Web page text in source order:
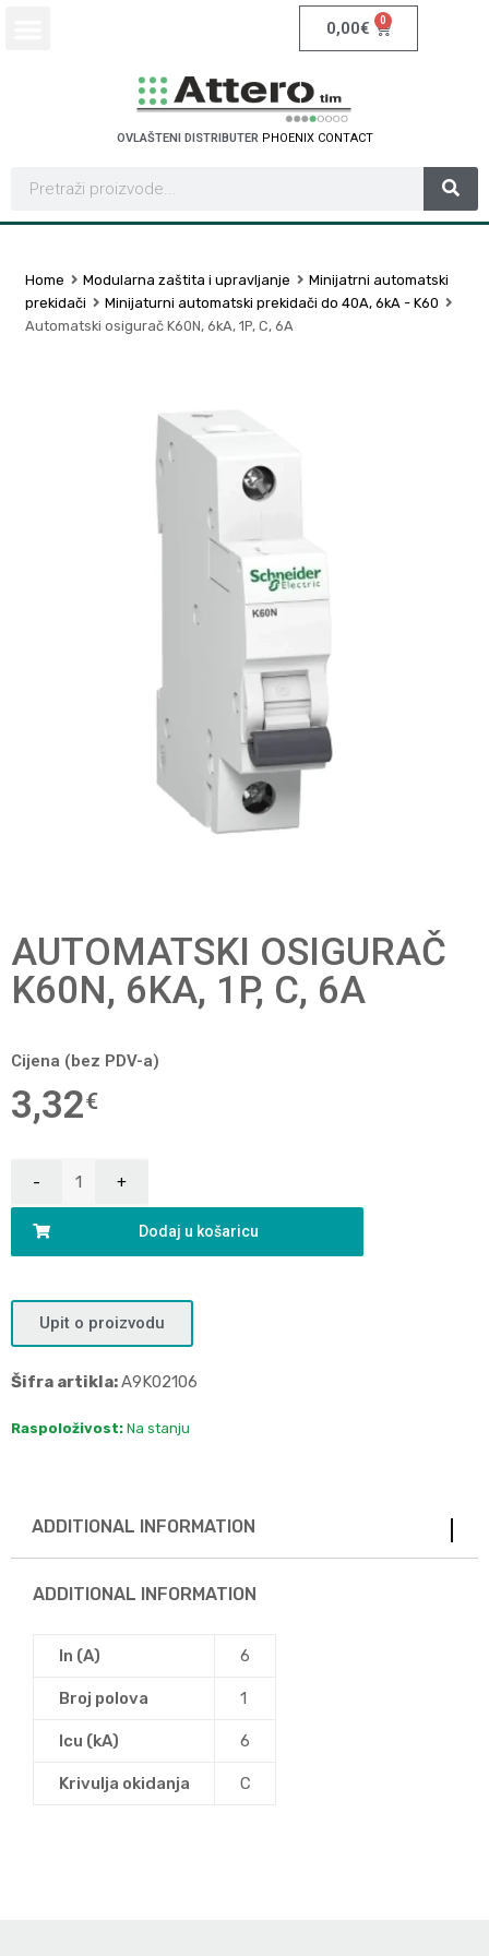
0,00€ 0
OVLAŠTENI DISTRIBUTER PHOENIX CONTACT
Home Modularna zaštita i upravljanje
Minijatrni automatski
prekidači
Minijaturni automatski prekidači do 40A, 6kA - K60
Automatski osigurač K60N, 6kA, 1P, C, 6A
AUTOMATSKI OSIGURAČ
K60N, 6KA, 1P, C, 6A
Cijena (bez PDV-a)
3,32€
Dodaj u košaricu
Upit o proizvodu
Šifra artikla:A9K02106
Raspoloživost: Na stanju
ADDITIONAL INFORMATION
ADDITIONAL INFORMATION
In (A) 6
Broj polova 1
Icu (kA) 6
Krivulja okidanja C